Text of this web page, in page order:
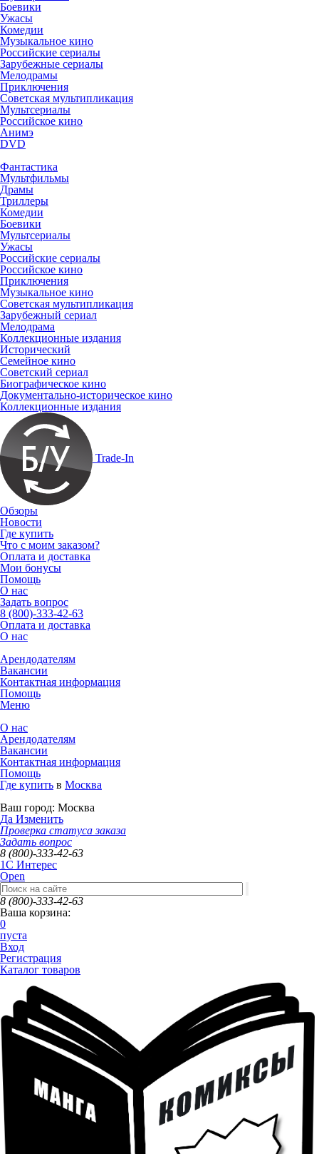
Боевики
Ужасы
Комедии
Музыкальное кино
Российские сериалы
Зарубежные сериалы
Мелодрамы
Приключения
Советская мультипликация
Мультсериалы
Российское кино
Анимэ
DVD
Фантастика
Мультфильмы
Драмы
Триллеры
Комедии
Боевики
Мультсериалы
Ужасы
Российские сериалы
Российское кино
Приключения
Музыкальное кино
Советская мультипликация
Зарубежный сериал
Мелодрама
Коллекционные издания
Исторический
Семейное кино
Советский сериал
Биографическое кино
Документально-историческое кино
Коллекционные издания
Trade-In
Обзоры
Новости
Где купить
Что с моим заказом?
Оплата и доставка
Мои бонусы
Помощь
О нас
Задать вопрос
8 (800)-333-42-63
Оплата и доставка
О нас
Арендодателям
Вакансии
Контактная информация
Помощь
Меню
О нас
Арендодателям
Вакансии
Контактная информация
Помощь
Где купить в Москва
Ваш город: Москва
Да Изменить
Проверка статуса заказа
Задать вопрос
8 (800)-333-42-63
1C Интерес
Open
8 (800)-333-42-63
Ваша корзина:
0
пуста
Вход
Регистрация
Каталог товаров